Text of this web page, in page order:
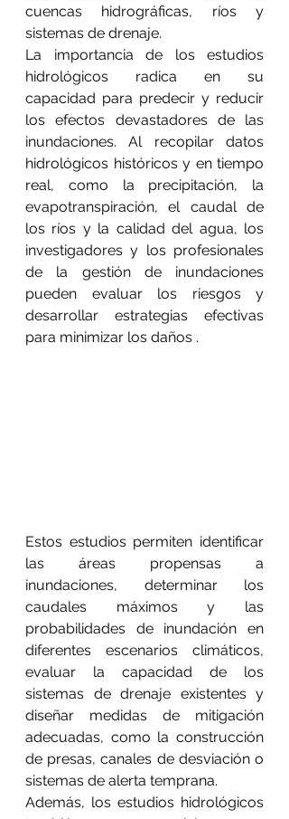
cuencas hidrográficas, ríos y
sistemas de drenaje.
La importancia de los estudios
hidrológicos radica en su
capacidad para predecir y reducir
los efectos devastadores de las
inundaciones. Al recopilar datos
hidrológicos históricos y en tiempo
real, como la precipitación, la
evapotranspiración, el caudal de
los ríos y la calidad del agua, los
investigadores y los profesionales
de la gestión de inundaciones
pueden evaluar los riesgos y
desarrollar estrategias efectivas
para minimizar los daños .
Estos estudios permiten identificar
las áreas propensas a
inundaciones, determinar los
caudales máximos y las
probabilidades de inundación en
diferentes escenarios climáticos,
evaluar la capacidad de los
sistemas de drenaje existentes y
diseñar medidas de mitigación
adecuadas, como la construcción
de presas, canales de desviación o
sistemas de alerta temprana.
Además, los estudios hidrológicos